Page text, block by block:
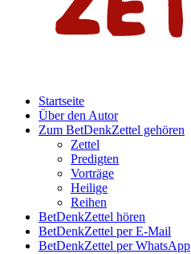
Startseite
Über den Autor
Zum BetDenkZettel gehören
Zettel
Predigten
Vorträge
Heilige
Reihen
BetDenkZettel hören
BetDenkZettel per E-Mail
BetDenkZettel per WhatsApp